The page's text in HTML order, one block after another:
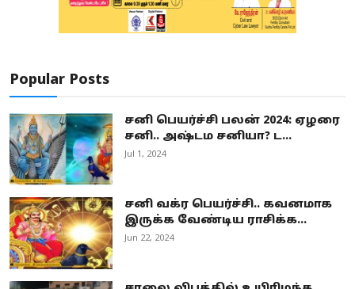
Popular Posts
சனி பெயர்ச்சி பலன் 2024: ஏழரை
சனி.. அஷ்டம சனியா? ட...
Jul 1, 2024
சனி வக்ர பெயர்ச்சி.. கவனமாக
இருக்க வேண்டிய ராசிக்க...
Jun 22, 2024